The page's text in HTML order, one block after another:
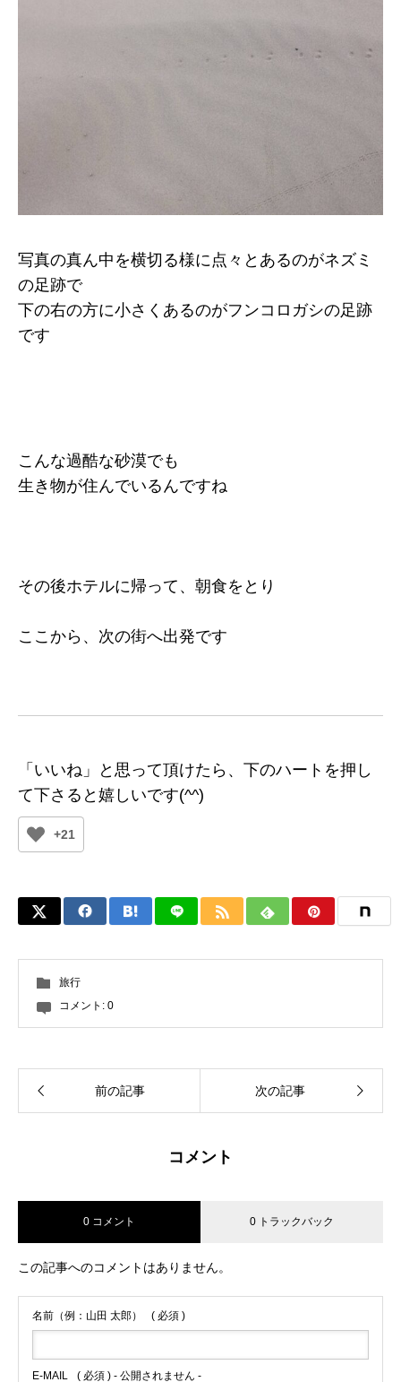
写真の真ん中を横切る様に点々とあるのがネズミ
の足跡で
下の右の方に小さくあるのがフンコロガシの足跡
です
こんな過酷な砂漠でも
生き物が住んでいるんですね
その後ホテルに帰って、朝食をとり
ここから、次の街へ出発です
「いいね」と思って頂けたら、下のハートを押し
て下さると嬉しいです(^^)
+21
旅行
コメント: 0
前の記事 次の記事
コメント
0 コメント 0 トラックバック
この記事へのコメントはありません。
名前（例：山田 太郎） ( 必須 )
E-MAIL ( 必須 ) - 公開されません -